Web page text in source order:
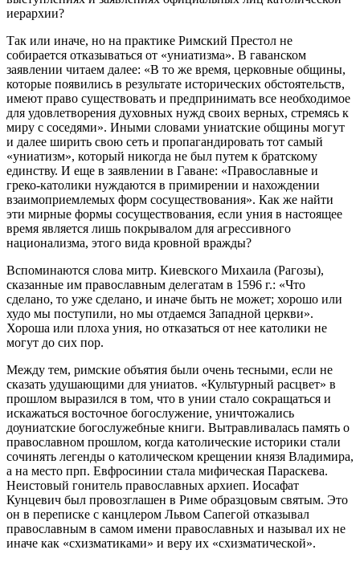
иерархии?
Так или иначе, но на практике Римский Престол не
собирается отказываться от «униатизма». В гаванском
заявлении читаем далее: «В то же время, церковные общины,
которые появились в результате исторических обстоятельств,
имеют право существовать и предпринимать все необходимое
для удовлетворения духовных нужд своих верных, стремясь к
миру с соседями». Иными словами униатские общины могут
и далее ширить свою сеть и пропагандировать тот самый
«униатизм», который никогда не был путем к братскому
единству. И еще в заявлении в Гаване: «Православные и
греко-католики нуждаются в примирении и нахождении
взаимоприемлемых форм сосуществования». Как же найти
эти мирные формы сосуществования, если уния в настоящее
время является лишь покрывалом для агрессивного
национализма, этого вида кровной вражды?
Вспоминаются слова митр. Киевского Михаила (Рагозы),
сказанные им православным делегатам в 1596 г.: «Что
сделано, то уже сделано, и иначе быть не может; хорошо или
худо мы поступили, но мы отдаемся Западной церкви».
Хороша или плоха уния, но отказаться от нее католики не
могут до сих пор.
Между тем, римские объятия были очень тесными, если не
сказать удушающими для униатов. «Культурный расцвет» в
прошлом выразился в том, что в унии стало сокращаться и
искажаться восточное богослужение, уничтожались
доуниатские богослужебные книги. Вытравливалась память о
православном прошлом, когда католические историки стали
сочинять легенды о католическом крещении князя Владимира,
а на место прп. Евфросинии стала мифическая Параскева.
Неистовый гонитель православных архиеп. Иосафат
Кунцевич был провозглашен в Риме образцовым святым. Это
он в переписке с канцлером Львом Сапегой отказывал
православным в самом имени православных и называл их не
иначе как «схизматиками» и веру их «схизматической».